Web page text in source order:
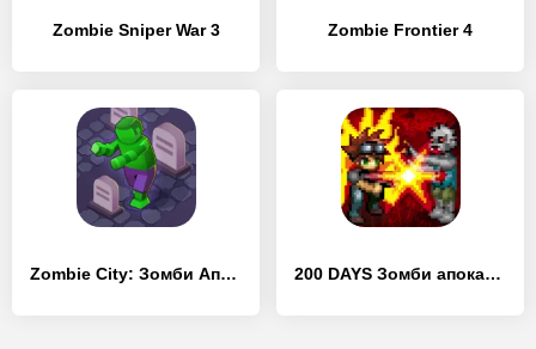
Zombie Sniper War 3 Zombie Frontier 4
Zombie City: Зомби Апокалипсис 200 DAYS Зомби апокалипсис